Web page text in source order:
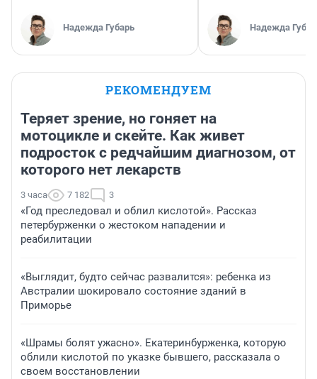
Надежда Губарь Надежда
РЕКОМЕНДУЕМ
Теряет зрение, но гоняет на
мотоцикле и скейте. Как живет
подросток с редчайшим диагнозом, от
которого нет лекарств
3 часа 7 182 3
«Год преследовал и облил кислотой». Рассказ
петербурженки о жестоком нападении и
реабилитации
«Выглядит, будто сейчас развалится»: ребенка из
Австралии шокировало состояние зданий в
Приморье
«Шрамы болят ужасно». Екатеринбурженка, которую
облили кислотой по указке бывшего, рассказала о
своем восстановлении